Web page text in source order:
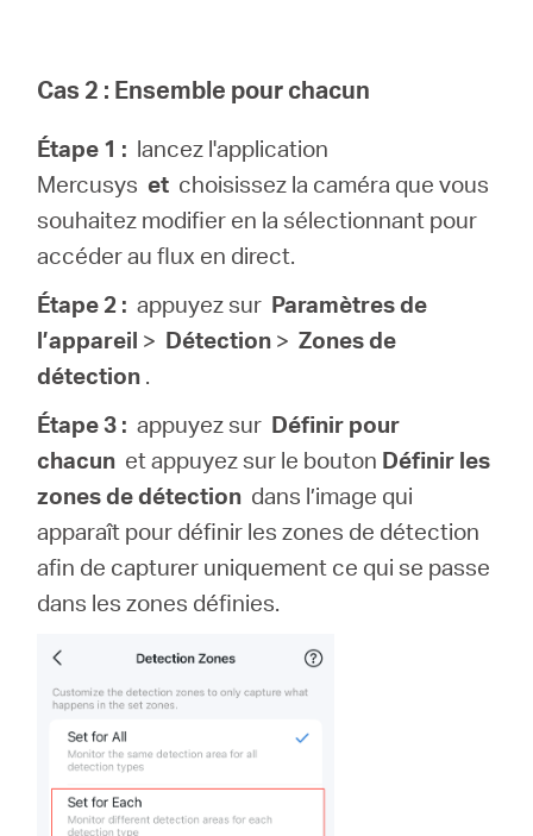
Cas 2 : Ensemble pour chacun
Étape 1 : lancez l'application
Mercusys et choisissez la caméra que vous
souhaitez modifier en la sélectionnant pour
accéder au flux en direct.
Étape 2 : appuyez sur Paramètres de
l’appareil > Détection >Zones de
détection .
Étape 3 : appuyez sur Définir pour
chacun et appuyez sur le bouton Définir les
zones de détection dans l’image qui
apparaît pour définir les zones de détection
afin de capturer uniquement ce qui se passe
dans les zones définies.